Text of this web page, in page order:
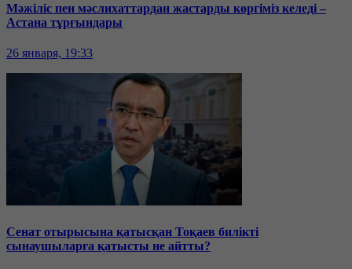
Мәжіліс пен мәслихаттардан жастарды көргіміз келеді –
Астана тұрғындары
26 января, 19:33
Сенат отырысына қатысқан Тоқаев билікті
сынаушыларға қатысты не айтты?